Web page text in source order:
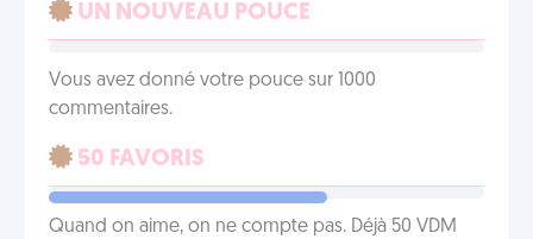
UN NOUVEAU POUCE
Vous avez donné votre pouce sur 1000
commentaires.
50 FAVORIS
Quand on aime, on ne compte pas. Déjà 50 VDM